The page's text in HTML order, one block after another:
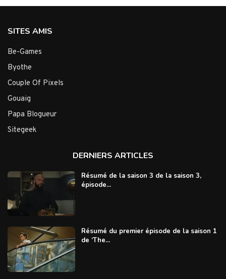
SITES AMIS
Be-Games
Byothe
Couple Of Pixels
Gouaig
Papa Blogueur
Sitegeek
DERNIERS ARTICLES
Résumé de la saison 3 de la saison 3,
épisode...
Résumé du premier épisode de la saison 1
de ‘The...